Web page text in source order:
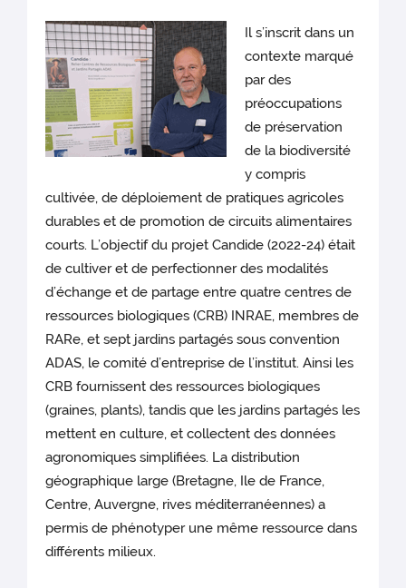
Il s’inscrit dans un
contexte marqué
par des
préoccupations
de préservation
de la biodiversité
y compris
cultivée, de déploiement de pratiques agricoles
durables et de promotion de circuits alimentaires
courts. L’objectif du projet Candide (2022-24) était
de cultiver et de perfectionner des modalités
d’échange et de partage entre quatre centres de
ressources biologiques (CRB) INRAE, membres de
RARe, et sept jardins partagés sous convention
ADAS, le comité d’entreprise de l’institut. Ainsi les
CRB fournissent des ressources biologiques
(graines, plants), tandis que les jardins partagés les
mettent en culture, et collectent des données
agronomiques simplifiées. La distribution
géographique large (Bretagne, Ile de France,
Centre, Auvergne, rives méditerranéennes) a
permis de phénotyper une même ressource dans
différents milieux.